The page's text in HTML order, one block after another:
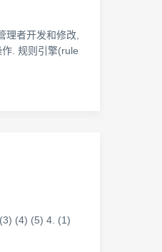
理者开发和修改,
. 规则引擎(rule
(4) (5) 4. (1)